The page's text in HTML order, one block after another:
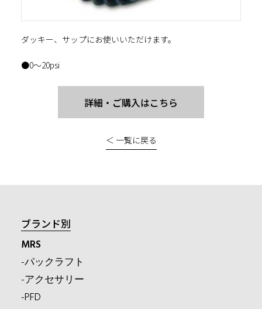
ブランド別
MRS
-パックラフト
-アクセサリー
-PFD
ダッキー、サップにお使いいただけます。
●0〜20psi
詳細・ご購入はこちら
＜ 一覧に戻る